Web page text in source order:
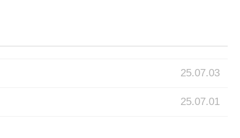
25.07.03
25.07.01